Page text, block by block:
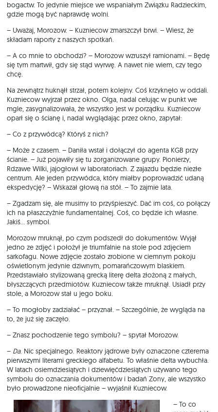
bogactw. To jedynie miejsce we wspaniałym Związku Radzieckim,
gdzie mogą być naprawdę wolni.
– Uważaj, Morozow. – Kuzniecow zmarszczył brwi. – Wiesz, że
składam raporty z naszych spotkań.
– A co mnie to obchodzi? – Morozow wzruszył ramionami. – Będę
się tym martwił, gdy się stąd wyrwę. A nawet nie wiem, czy tego
chcę.
Na zewnątrz huknąłł strzał, potem kolejny. Coś krzyknęło w oddali.
Kuzniecow wyjrzał przez okno. Olga, nadal celując w punkt we
mgle, zasygnalizowała, że wszystko jest w porządku. Kuzniecow
oparł się o ścianę i, nadal wyglądając przez okno, zapytał:
– Co z przywódcą? Któryś z nich?
– Może z czasem. – Daniła wstał i dołączył do agenta KGB przy
ścianie. – Już pojawiły się tu zorganizowane grupy. Pionierzy,
Rdzawe Wilki, jajogłowi w laboratoriach. Z zajazdu będzie niezłe
centrum. Ale jeden przywódca, który miałby poprowadzić udaną
ekspedycję? – Wskazał głową na stół. – To zajmie lata.
– Zgadzam się, ale musimy to przyśpieszyć. Dać im coś, co połączy
ich na płaszczyźnie fundamentalnej. Coś, co będzie ich własne.
Jakiś… symbol.
Morozow mruknął, po czym podszedł do dokumentów. Wyjął
jedno ze zdjęć i położył je triumfalnie na stole pod zdjęciem
sarkofagu. Nowe zdjęcie zostało zrobione w ciemnym pokoju
oświetlonym jedynie dziwnym, pomarańczowym blaskiem.
Przedstawiało stylizowaną grecką literę delta złożoną z małych,
błyszczących przedmiotów. Kuzniecow także mruknął. Usiadł przy
stole, a Morozow stał u jego boku.
– To mogłoby zadziałać – przyznał. – Szczególnie, że wygląda na
to, że już się zaczęło.
– Znasz pochodzenie tego symbolu? – spytał Morozow.
– Da. Nic specjalnego. Reaktory jądrowe były oznaczone czterema
pierwszymi literami greckiego alfabetu. To właśnie delta wybuchła.
W latach osiemdziesiątych i dziewięćdziesiątych używano tego
symbolu do oznaczania dokumentów i badań Zony, ale wszystko
było prowadzone nieoficjalnie – wyjaśnił Kuzniecow.
– To co